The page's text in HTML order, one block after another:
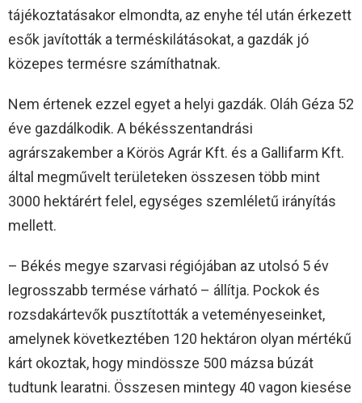
tájékoztatásakor elmondta, az enyhe tél után érkezett
esők javították a terméskilátásokat, a gazdák jó
közepes termésre számíthatnak.
Nem értenek ezzel egyet a helyi gazdák. Oláh Géza 52
éve gazdálkodik. A békésszentandrási
agrárszakember a Körös Agrár Kft. és a Gallifarm Kft.
által megművelt területeken összesen több mint
3000 hektárért felel, egységes szemléletű irányítás
mellett.
– Békés megye szarvasi régiójában az utolsó 5 év
legrosszabb termése várható – állítja. Pockok és
rozsdakártevők pusztították a veteményeseinket,
amelynek következtében 120 hektáron olyan mértékű
kárt okoztak, hogy mindössze 500 mázsa búzát
tudtunk learatni. Összesen mintegy 40 vagon kiesése